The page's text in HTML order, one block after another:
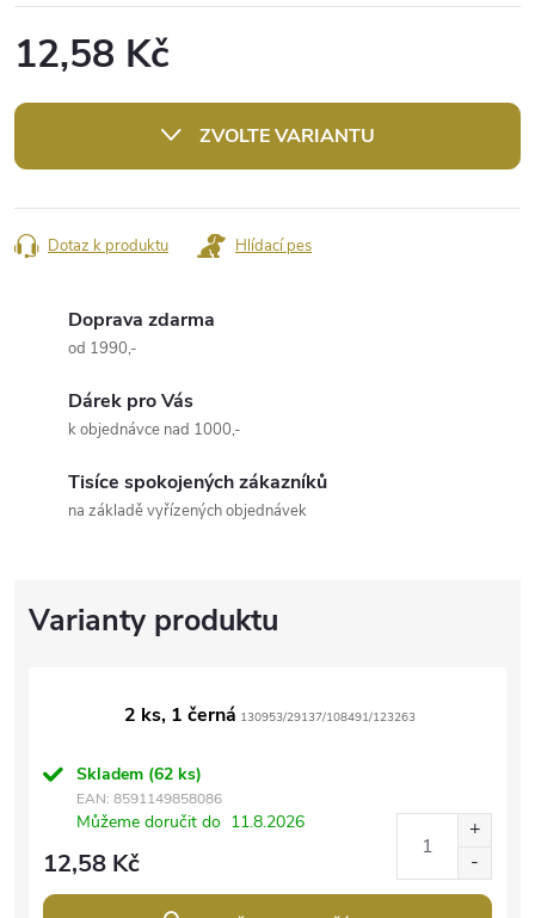
12,58 Kč
cena:
ZVOLTE VARIANTU
Dotaz k produktu Hlídací pes
Doprava zdarma
od 1990,-
Dárek pro Vás
k objednávce nad 1000,-
Tisíce spokojených zákazníků
na základě vyřízených objednávek
2 ks, 1 černá 130953/29137/108491/123263
Skladem (62 ks)
EAN: 8591149858086
Můžeme doručit do 11.8.2026
12,58 Kč